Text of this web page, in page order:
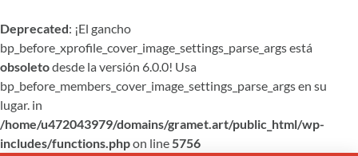
Deprecated: ¡El gancho
bp_before_xprofile_cover_image_settings_parse_args está
obsoletodesde la versión 6.0.0! Usa
bp_before_members_cover_image_settings_parse_args en su
lugar. in
/home/u472043979/domains/gramet.art/public_html/wp-
includes/functions.phpon line5756